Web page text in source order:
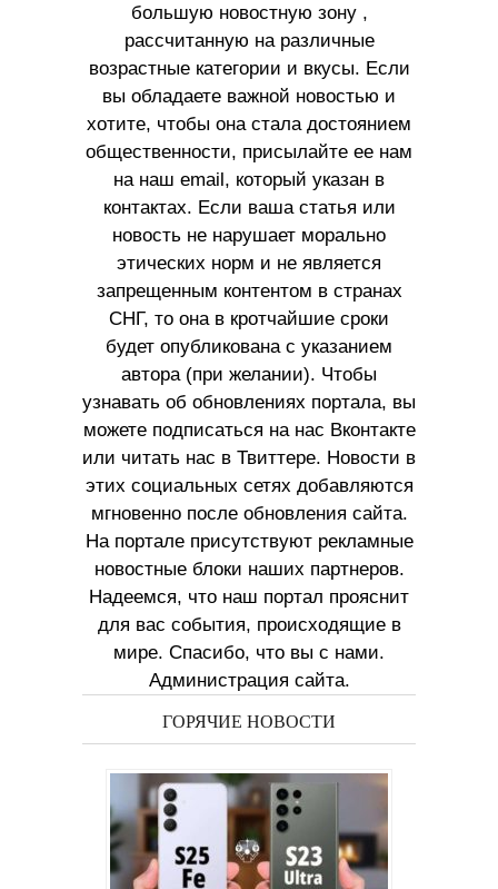
большую новостную зону ,
рассчитанную на различные
возрастные категории и вкусы. Если
вы обладаете важной новостью и
хотите, чтобы она стала достоянием
общественности, присылайте ее нам
на наш email, который указан в
контактах. Если ваша статья или
новость не нарушает морально
этических норм и не является
запрещенным контентом в странах
СНГ, то она в кротчайшие сроки
будет опубликована с указанием
автора (при желании). Чтобы
узнавать об обновлениях портала, вы
можете подписаться на нас Вконтакте
или читать нас в Твиттере. Новости в
этих социальных сетях добавляются
мгновенно после обновления сайта.
На портале присутствуют рекламные
новостные блоки наших партнеров.
Надеемся, что наш портал прояснит
для вас события, происходящие в
мире. Спасибо, что вы с нами.
Администрация сайта.
ГОРЯЧИЕ НОВОСТИ